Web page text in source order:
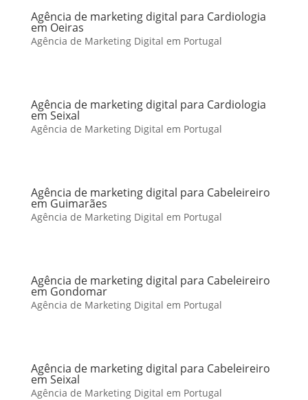
Agência de marketing digital para Cardiologia
em Oeiras
Agência de Marketing Digital em Portugal
Agência de marketing digital para Cardiologia
em Seixal
Agência de Marketing Digital em Portugal
Agência de marketing digital para Cabeleireiro
em Guimarães
Agência de Marketing Digital em Portugal
Agência de marketing digital para Cabeleireiro
em Gondomar
Agência de Marketing Digital em Portugal
Agência de marketing digital para Cabeleireiro
em Seixal
Agência de Marketing Digital em Portugal